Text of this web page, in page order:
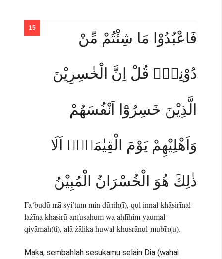
فَاعْبُدُوْا مَا شِئْتُمْ مِّنْ
دُوْنِهٖۗ قُلْ اِنَّ الْخٰسِرِيْنَ
الَّذِيْنَ خَسِرُوْٓا اَنْفُسَهُمْ
وَاَهْلِيْهِمْ يَوْمَ الْقِيٰمَةِۗ اَلَا
ذٰلِكَ هُوَ الْخُسْرَانُ الْمُبِيْنُ
Fa‘budū mā syi’tum min dūnih(ī), qul innal-khāsirīnal-
lażīna khasirū anfusahum wa ahlīhim yaumal-
qiyāmah(ti), alā żālika huwal-khusrānul-mubīn(u).
Maka, sembahlah sesukamu selain Dia (wahai